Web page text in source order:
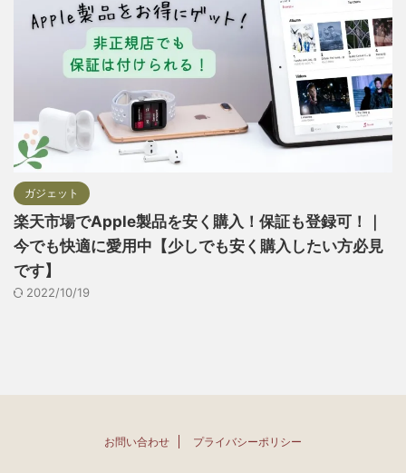
ガジェット
楽天市場でApple製品を安く購入！保証も登録可！｜
今でも快適に愛用中【少しでも安く購入したい方必見
です】
2022/10/19
お問い合わせ プライバシーポリシー